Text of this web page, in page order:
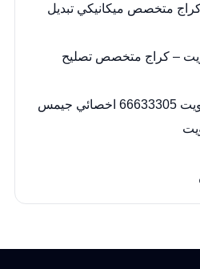
كراج متخصص ميكانيكي تبديل
– كراج متخصص تصليح
جيمس